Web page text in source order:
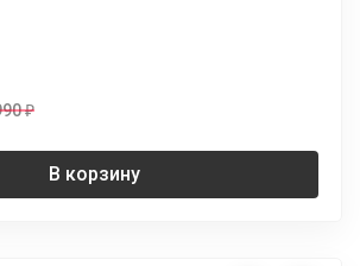
₽
В корзину